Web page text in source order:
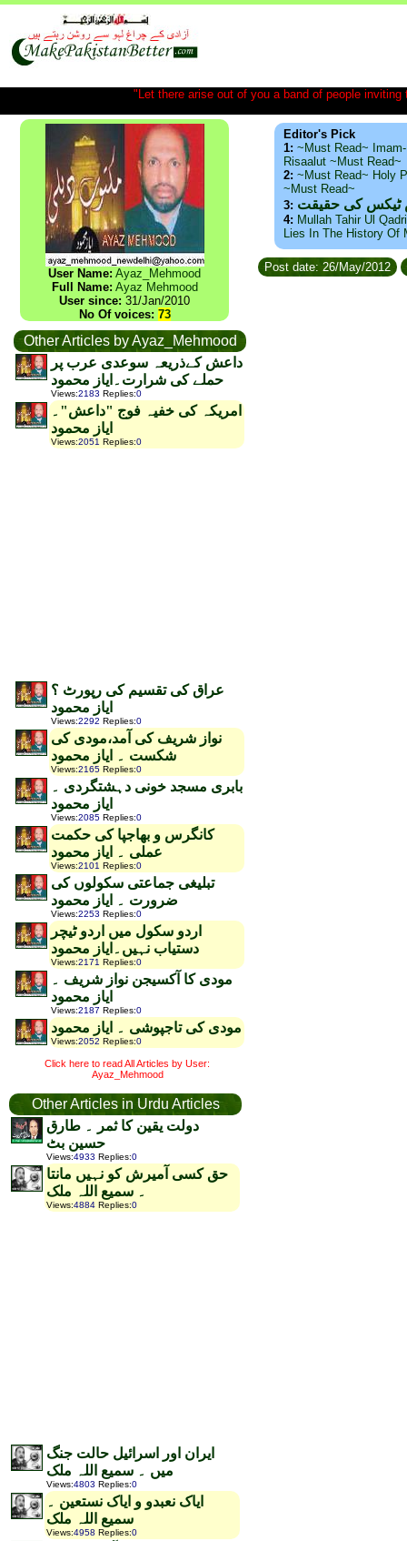
"Let there arise out of you a band of people
User Name: Ayaz_Mehmood
Full Name: Ayaz Mehmood
User since: 31/Jan/2010
No Of voices: 73
Other Articles by Ayaz_Mehmood
داعش کےذریعہ سوعدی عرب پر
حملے کی شرارت۔ایاز محمود
Views:2183 Replies:0
امریکہ کی خفیہ فوج "داعش"۔
ایاز محمود
Views:2051 Replies:0
عراق کی تقسیم کی رپورٹ ؟
ایاز محمود
Views:2292 Replies:0
نواز شریف کی آمد،مودی کی
شکست ۔ ایاز محمود
Views:2165 Replies:0
بابری مسجد خونی دہشتگردی ۔
ایاز محمود
Views:2085 Replies:0
کانگرس و بھاجپا کی حکمت
عملی ۔ ایاز محمود
Views:2101 Replies:0
تبلیغی جماعتی سکولوں کی
ضرورت ۔ ایاز محمود
Views:2253 Replies:0
اردو سکول میں اردو ٹیچر
دستیاب نہیں۔ایاز محمود
Views:2171 Replies:0
مودی کا آکسیجن نواز شریف ۔
ایاز محمود
Views:2187 Replies:0
مودی کی تاجپوشی ۔ ایاز محمود
Views:2052 Replies:0
Click here to read All Articles by User:
Ayaz_Mehmood
Other Articles in Urdu Articles
دولت یقین کا ثمر ۔ طارق
حسین بٹ
Views:4933 Replies:0
حق کسی آمیرش کو نہیں مانتا
۔ سمیع اللہ ملک
Views:4884 Replies:0
ایران اور اسرائیل حالت جنگ
میں ۔ سمیع اللہ ملک
Views:4803 Replies:0
ایاک نعبدو و ایاک نستعین ۔
سمیع اللہ ملک
Views:4958 Replies:0
Editor's Pick
1: ~Must Read~
Risaalut ~Must Read~
2: ~Must Read~ Holy
~Must Read~
3: ٹیکس کی حقیقت
4: Mullah Tahir Ul
Lies In The History Of
Post date: 26/May/2012